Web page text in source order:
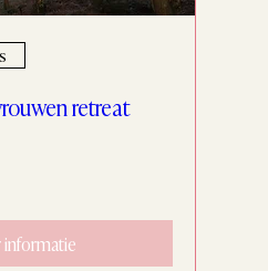
retreat